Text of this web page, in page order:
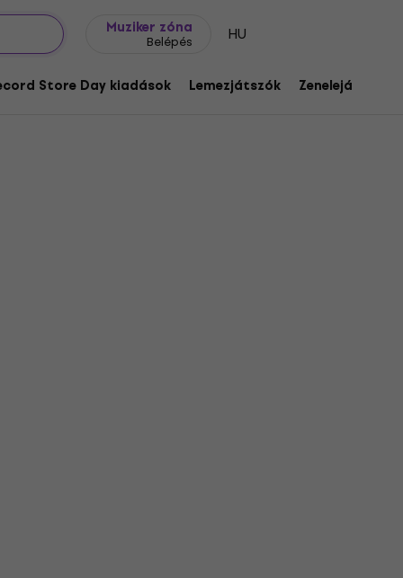
Muziker zóna
Belépés HU
Store Day kiadások Lemezjátszók Zenelejátszók